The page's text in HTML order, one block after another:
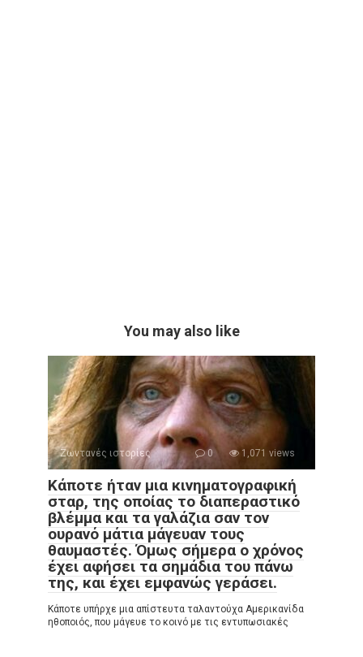
You may also like
Ζωντανές ιστορίες 0 1,071 views
Κάποτε ήταν μια κινηματογραφική
σταρ, της οποίας το διαπεραστικό
βλέμμα και τα γαλάζια σαν τον
ουρανό μάτια μάγευαν τους
θαυμαστές. Όμως σήμερα ο χρόνος
έχει αφήσει τα σημάδια του πάνω
της, και έχει εμφανώς γεράσει.
Κάποτε υπήρχε μια απίστευτα ταλαντούχα Αμερικανίδα
ηθοποιός, που μάγευε το κοινό με τις εντυπωσιακές